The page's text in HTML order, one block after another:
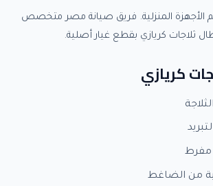
الأجهزة المنزلية. فريق صيانة مصر متخصص
ثلاجات كريازي بقطع غيار أصلية.
كريازي
مفرط
من الضاغط